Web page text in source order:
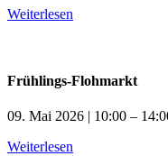
Weiterlesen
Frühlings-Flohmarkt
09. Mai 2026 | 10:00 –
Weiterlesen